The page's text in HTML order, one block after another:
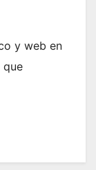
y web en
que